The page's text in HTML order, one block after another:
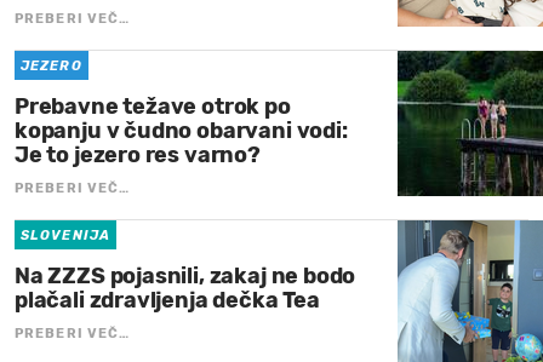
PREBERI VEČ…
JEZERO
Prebavne težave otrok po
kopanju v čudno obarvani vodi:
Je to jezero res varno?
PREBERI VEČ…
SLOVENIJA
Na ZZZS pojasnili, zakaj ne bodo
plačali zdravljenja dečka Tea
PREBERI VEČ…